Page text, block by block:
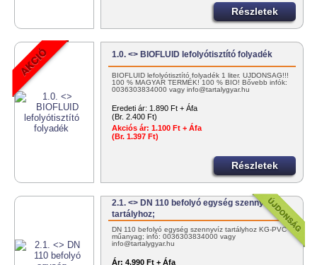
Részletek
1.0. <> BIOFLUID lefolyótisztító folyadék
BIOFLUID lefolyótisztító folyadék 1 liter. ÚJDONSÁG!!!
100 % MAGYAR TERMÉK! 100 % BIO! Bővebb infók:
0036303834000 vagy info@tartalygyar.hu
Eredeti ár: 1.890 Ft + Áfa
(Br. 2.400 Ft)
Akciós ár: 1.100 Ft + Áfa
(Br. 1.397 Ft)
Részletek
2.1. <> DN 110 befolyó egység szennyvíz
tartályhoz;
DN 110 befolyó egység szennyvíz tartályhoz KG-PVC
műanyag; infó: 0036303834000 vagy
info@tartalygyar.hu
Ár: 4.990 Ft + Áfa